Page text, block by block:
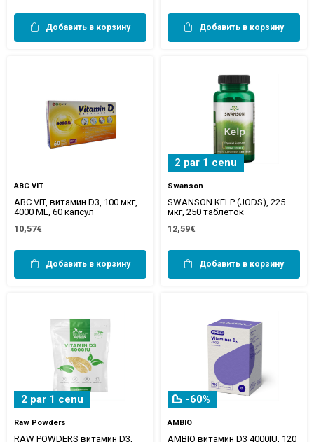
Добавить в корзину Добавить в корзину
ABC VIT
ABC VIT, витамин D3, 100 мкг,
4000 МЕ, 60 капсул
10,57€
Добавить в корзину
2 par 1 cenu
Swanson
SWANSON KELP (JODS), 225
мкг, 250 таблеток
12,59€
Добавить в корзину
2 par 1 cenu
Raw Powders
RAW POWDERS витамин D3,
-60%
AMBIO
AMBIO витамин D3 4000IU, 120